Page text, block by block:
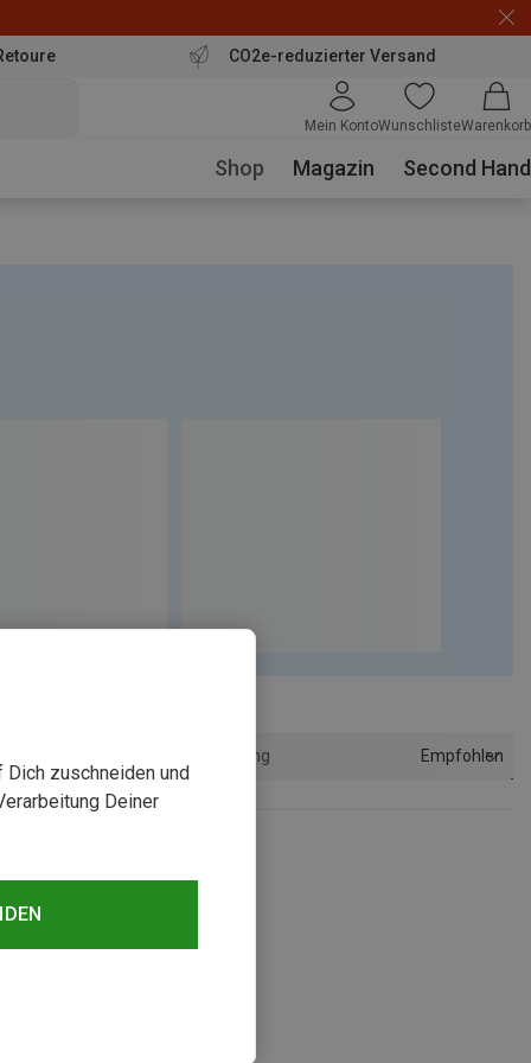
CO2e-reduzierter Versand
Mein KontoWunschlisteWarenkorb
Shop Magazin Second Hand
Sortierung Empfohlen
zuschneiden und
Deiner